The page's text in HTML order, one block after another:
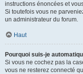
instructions énoncées et
Si toutefois vous ne
un administrateur du forum.
Haut
Pourquoi suis-je
Si vous ne cochez pas la
vous ne resterez connecté